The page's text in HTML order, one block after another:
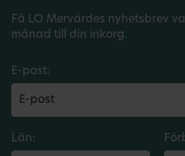
Få LO Mervärdes nyhetsbrev
månad till din inkorg.
E-post:
Län: